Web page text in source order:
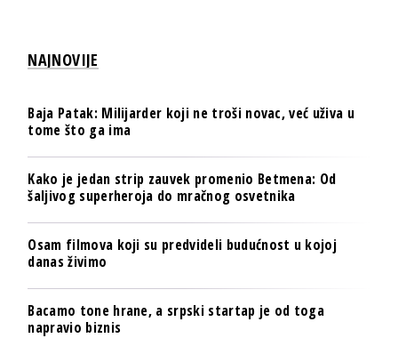
NAJNOVIJE
Baja Patak: Milijarder koji ne troši novac, već uživa u
tome što ga ima
Kako je jedan strip zauvek promenio Betmena: Od
šaljivog superheroja do mračnog osvetnika
Osam filmova koji su predvideli budućnost u kojoj
danas živimo
Bacamo tone hrane, a srpski startap je od toga
napravio biznis